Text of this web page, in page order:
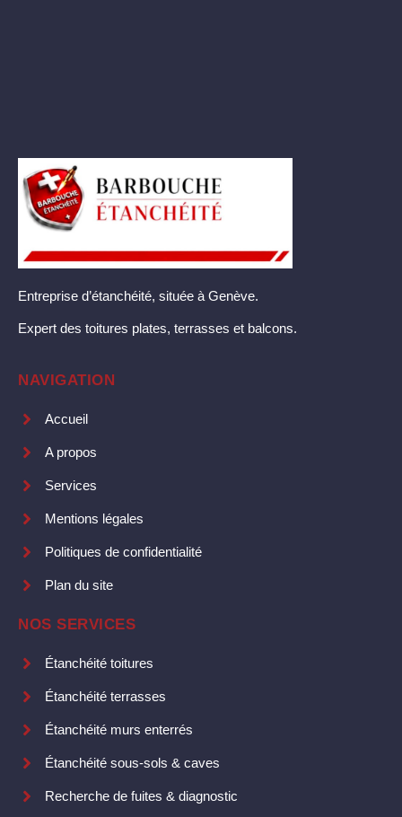
Entreprise d’étanchéité, située à Genève.
Expert des toitures plates, terrasses et balcons.
NAVIGATION
Accueil
A propos
Services
Mentions légales
Politiques de confidentialité
Plan du site
NOS SERVICES
Étanchéité toitures
Étanchéité terrasses
Étanchéité murs enterrés
Étanchéité sous-sols & caves
Recherche de fuites & diagnostic